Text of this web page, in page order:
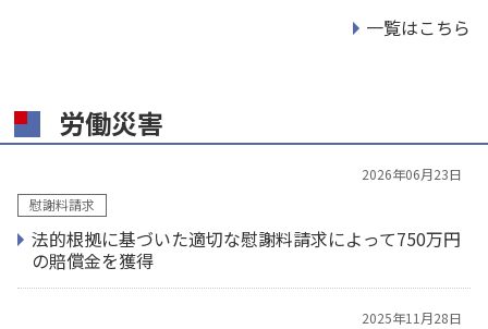
一覧はこちら
労働災害
2026年06月23日
慰謝料請求
法的根拠に基づいた適切な慰謝料請求によって750万円
の賠償金を獲得
2025年11月28日